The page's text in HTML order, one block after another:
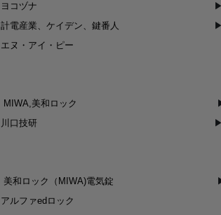
ヨコヅナ
計電産業、ケイデン、鍵番人
エヌ・アイ・ピー
MIWA,美和ロック
川口技研
美和ロック（MIWA)電気錠
アルファedロック